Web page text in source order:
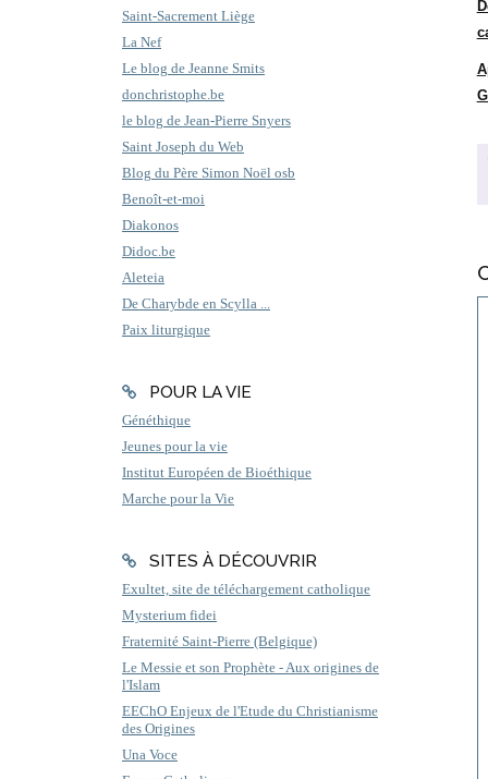
Saint-Sacrement Liège
La Nef
Le blog de Jeanne Smits
donchristophe.be
le blog de Jean-Pierre Snyers
Saint Joseph du Web
Blog du Père Simon Noël osb
Benoît-et-moi
Diakonos
Didoc.be
Aleteia
De Charybde en Scylla ...
Paix liturgique
POUR LA VIE
Généthique
Jeunes pour la vie
Institut Européen de Bioéthique
Marche pour la Vie
SITES À DÉCOUVRIR
Exultet, site de téléchargement catholique
Mysterium fidei
Fraternité Saint-Pierre (Belgique)
Le Messie et son Prophète - Aux origines de
l'Islam
EEChO Enjeux de l'Etude du Christianisme
des Origines
Una Voce